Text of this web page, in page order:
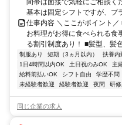
間帯は面接で気軽にご相談く
基本は固定シフトですが、プ
仕事内容 ＼ここがポイント
お料理がお得に食べられる食
る割引制度あり！ ■髪型、髪
制服あり 短期（3ヵ月以内） 扶養内
1日4時間以内OK
土日祝のみOK 主
給料前払いOK
シフト自由 学歴不問
未経験者歓迎
経験者歓迎 夜間 研修
同じ企業の求人